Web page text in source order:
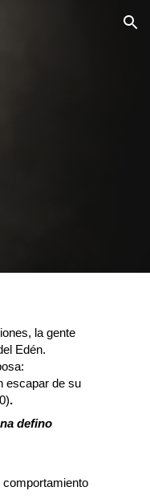
la gente
Edén.
escapar de su
.
defino
comportamiento